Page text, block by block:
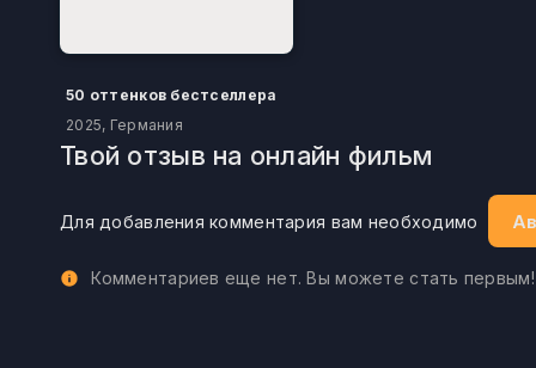
50 оттенков бестселлера
2025, Германия
Твой отзыв на онлайн фильм
Для добавления комментария вам необходимо
Комментариев еще нет. Вы можете стать первым!